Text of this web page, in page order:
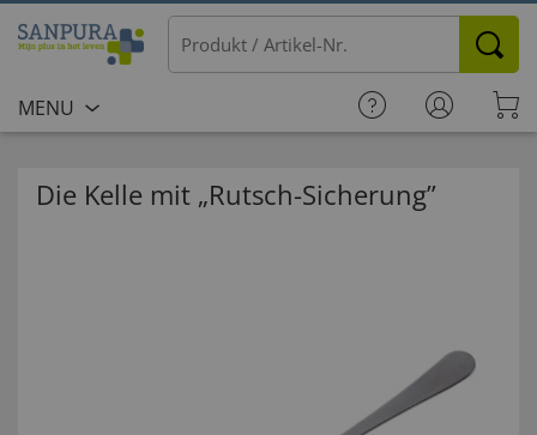
MENU
Die Kelle mit „Rutsch-Sicherung”